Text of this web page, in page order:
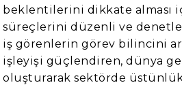
beklentilerini dikkate alması
süreçlerini düzenli ve
iş görenlerin görev bilincini
işleyişi güçlendiren, dünya
oluşturarak sektörde üstünlük